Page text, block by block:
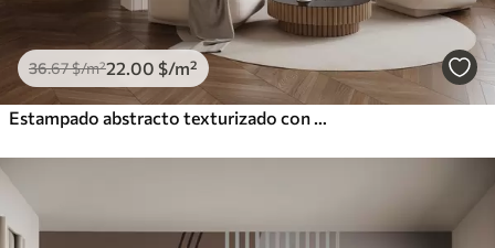
36.67$/m²22 .00 $/m²